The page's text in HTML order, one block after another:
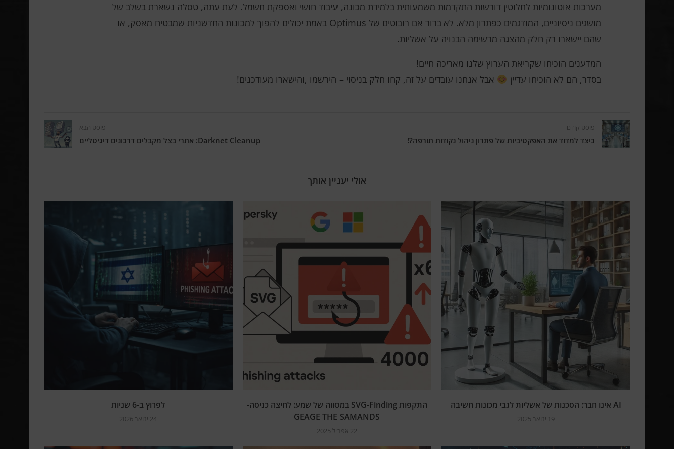
מערכות אוטונומיות לחלוטין דורשות התקדמות משמעותית בלמידת מכונה, עיבוד חושי ואספקת חשמל. לעת עתה, טסלה נשארת בשלב של
מושגים ניסיוניים, המודגמים כפתרון מלא. לא ברור אם רובוטים של Optimus באמת יכולים להפוך למכונות החדשניות שמבטיח מאסק, או
שהם יישארו רק חלק מהצגה מרשימה הבנויה על אשליות.
המדענים הוכיחו שקריאת הערוץ שלנו מאריכה חיים!
בסדר, הם לא הוכיחו עדיין
אבל אנחנו עובדים על זה, קחו חלק בניסוי – הירשמו ,והישארו מעודכנים!
פוסט קודם
כיצד למדוד את האפקטיביות של פתרון ניהול נקודות תורפה?!
פוסט הבא
Darknet Cleanup: אתרי בצל מקבלים דרכונים דיגיטליים
אולי יעניין אותך
לפרוץ ב-6 שניות
24 ינואר 2026
התקפות SVG-Finding במסווה של שמע: לחיצה כניסה-
GEAGE THE SAMANDS
22 אפריל 2025
AI אינו חבר: הסכנות של אשליות לגבי מכונות חשיבה
19 ינואר 2025